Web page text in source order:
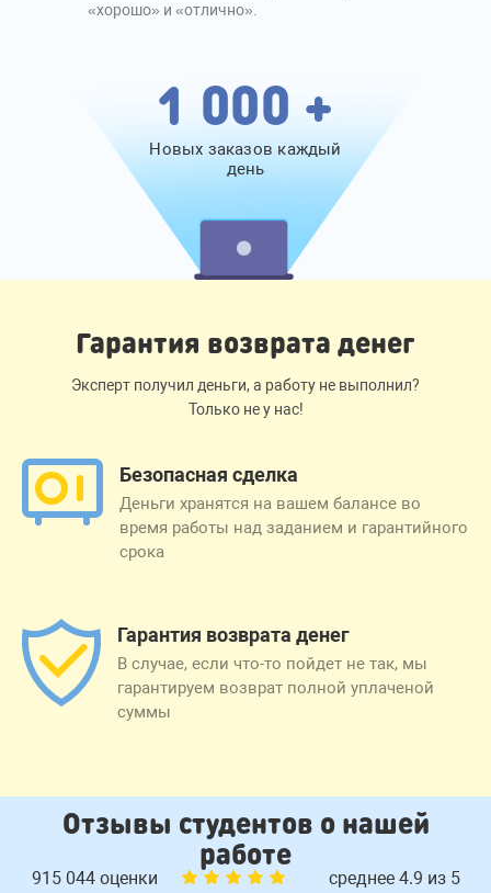
«хорошо» и «отлично».
1 000 +
Новых заказов каждый
день
Гарантия возврата денег
Эксперт получил деньги, а работу не выполнил?
Только не у нас!
Безопасная сделка
Деньги хранятся на вашем балансе во
время работы над заданием и гарантийного
срока
Гарантия возврата денег
В случае, если что-то пойдет не так, мы
гарантируем возврат полной уплаченой
суммы
Отзывы студентов о нашей
работе
915 044 оценки среднее 4.9 из 5